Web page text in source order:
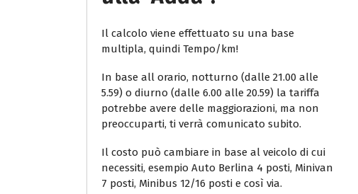
Il calcolo viene effettuato su una base
multipla, quindi Tempo/km!
In base all orario, notturno (dalle 21.00 alle
5.59) o diurno (dalle 6.00 alle 20.59) la tariffa
potrebbe avere delle maggiorazioni, ma non
preoccuparti, ti verrà comunicato subito.
Il costo può cambiare in base al veicolo di cui
necessiti, esempio Auto Berlina 4 posti, Minivan
7 posti, Minibus 12/16 posti e così via.